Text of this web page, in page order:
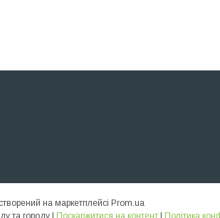
на маркетплейсі Prom.ua
ТИКВА – виробництво товарів для саду та городу | Поскаржитися на контент | Політика